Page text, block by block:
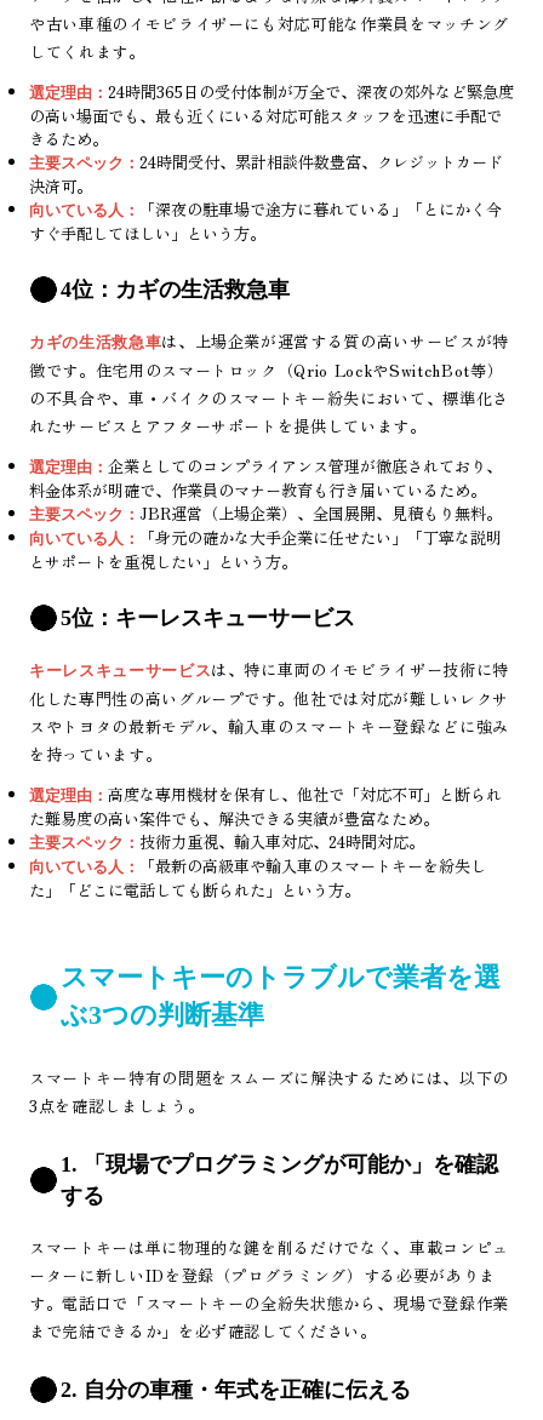
や古い車種のイモビライザーにも対応可能な作業員をマッチング
してくれます。
選定理由： 24時間365日の受付体制が万全で、深夜の郊外など緊急度
の高い場面でも、最も近くにいる対応可能スタッフを迅速に手配で
きるため。
主要スペック： 24時間受付、累計相談件数豊富、クレジットカード
決済可。
向いている人：
「深夜の駐車場で途方に暮れている」「とにかく今
すぐ手配してほしい」という方。
4位：カギの生活救急車
カギの生活救急車は、上場企業が運営する質の高いサービスが特
徴です。住宅用のスマートロック（Qrio LockやSwitchBot等）
の不具合や、車・バイクのスマートキー紛失において、標準化さ
れたサービスとアフターサポートを提供しています。
選定理由： 企業としてのコンプライアンス管理が徹底されており、
料金体系が明確で、作業員のマナー教育も行き届いているため。
主要スペック： JBR運営（上場企業）、全国展開、見積もり無料。
向いている人：
「身元の確かな大手企業に任せたい」「丁寧な説明
とサポートを重視したい」という方。
5位：キーレスキューサービス
キーレスキューサービスは、特に車両のイモビライザー技術に特
化した専門性の高いグループです。他社では対応が難しいレクサ
スやトヨタの最新モデル、輸入車のスマートキー登録などに強み
を持っています。
選定理由： 高度な専用機材を保有し、他社で「対応不可」と断られ
た難易度の高い案件でも、解決できる実績が豊富なため。
主要スペック： 技術力重視、輸入車対応、24時間対応。
向いている人：
「最新の高級車や輸入車のスマートキーを紛失し
た」「どこに電話しても断られた」という方。
スマートキーのトラブルで業者を選
ぶ3つの判断基準
スマートキー特有の問題をスムーズに解決するためには、以下の
3点を確認しましょう。
1. 「現場でプログラミングが可能か」を確認
する
スマートキーは単に物理的な鍵を削るだけでなく、車載コンピュ
ーターに新しいIDを登録（プログラミング）する必要がありま
す。電話口で「スマートキーの全紛失状態から、現場で登録作業
まで完結できるか」を必ず確認してください。
2. 自分の車種・年式を正確に伝える